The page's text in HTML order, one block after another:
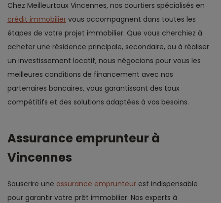
Chez Meilleurtaux Vincennes, nos courtiers spécialisés en
crédit immobilier vous accompagnent dans toutes les
étapes de votre projet immobilier. Que vous cherchiez à
acheter une résidence principale, secondaire, ou à réaliser
un investissement locatif, nous négocions pour vous les
meilleures conditions de financement avec nos
partenaires bancaires, vous garantissant des taux
compétitifs et des solutions adaptées à vos besoins.
Assurance emprunteur à
Vincennes
Souscrire une assurance emprunteur est indispensable
pour garantir votre prêt immobilier. Nos experts à